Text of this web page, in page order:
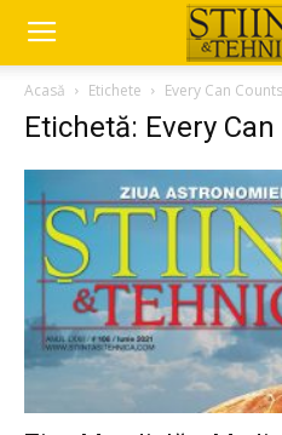
Acasă Etichete Every Can Counts
Etichetă: Every